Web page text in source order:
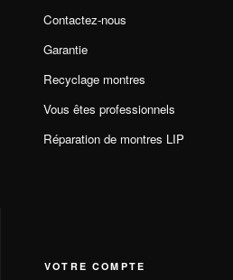
Contactez-nous
Garantie
Recyclage montres
Vous êtes professionnels
Réparation de montres LIP
VOTRE COMPTE